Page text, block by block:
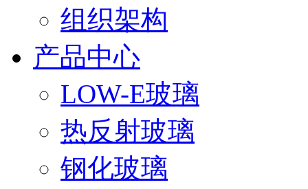
组织架构
产品中心
LOW-E玻璃
热反射玻璃
钢化玻璃